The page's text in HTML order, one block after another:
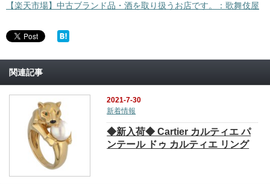
【楽天市場】中古ブランド品・酒を取り扱うお店です。：歌舞伎屋
関連記事
2021-7-30
新着情報
◆新入荷◆ Cartier カルティエ パ
ンテール ドゥ カルティエ リング